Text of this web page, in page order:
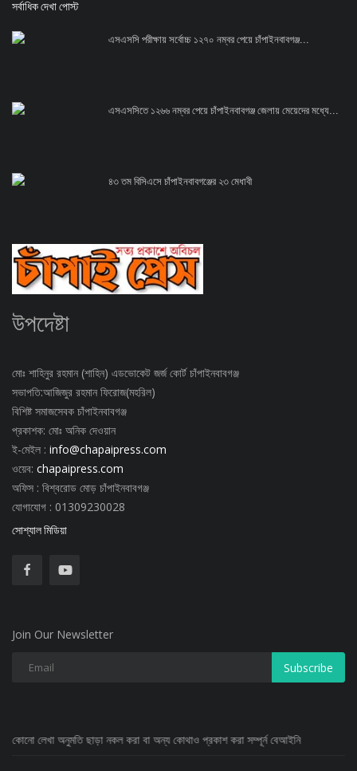
সর্বাধিক দেখা পোস্ট
এসএসসি পরীক্ষায় সর্বোচ্চ ১২৭০ নম্বর পেয়ে চাঁপাইনবাবগঞ্জ...
এসএসসিতে ১২৬৬ নম্বর পেয়ে চাঁপাইনবাবগঞ্জ জেলায় মেয়েদের মধ্যে...
৪৩ তম বিসিএসে চাঁপাইনবাবগঞ্জের ২৩ মেধাবী
উপদেষ্টা
মোঃ শাহিনুর রহমান (শাহিন) এডভোকেট জর্জ কোর্ট চাঁপাইনবাবগঞ্জ
সভাপতি:আজিজুর রহমান ফিরোজ(মহরিল)
বিশিষ্ট সমাজসেবক চাঁপাইনবাবগঞ্জ
প্রকাশক: মোঃ অনিক দেওয়ান
ই-মেইল : info@chapaipress.com
ওয়েব: chapaipress.com
অফিস : বিশ্বরোড মোড় চাঁপাইনবাবগঞ্জ
যোগাযোগ : 01309230028
সোশ্যাল মিডিয়া
Join Our Newsletter
Subscribe
ছাড়া নকল করা বা অন্য কোথাও প্রকাশ করা সম্পূর্ন বেআইনি